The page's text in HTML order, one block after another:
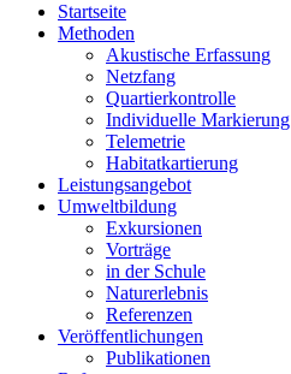
Startseite
Methoden
Akustische Erfassung
Netzfang
Quartierkontrolle
Individuelle Markierung
Telemetrie
Habitatkartierung
Leistungsangebot
Umweltbildung
Exkursionen
Vorträge
in der Schule
Naturerlebnis
Referenzen
Veröffentlichungen
Publikationen